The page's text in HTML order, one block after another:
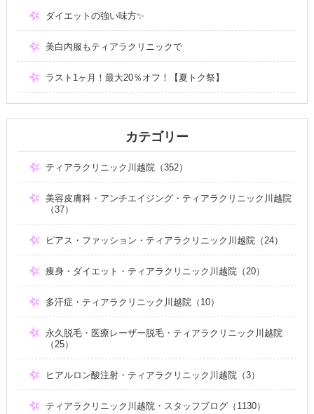
ダイエットの強い味方✨
美白内服もティアラクリニックで
ラスト1ヶ月！最大20％オフ！【夏トク祭】
カテゴリー
ティアラクリニック川越院（352）
美容皮膚科・アンチエイジング・ティアラクリニック川越院
（37）
ピアス・ファッション・ティアラクリニック川越院（24）
痩身・ダイエット・ティアラクリニック川越院（20）
多汗症・ティアラクリニック川越院（10）
永久脱毛・医療レーザー脱毛・ティアラクリニック川越院
（25）
ヒアルロン酸注射・ティアラクリニック川越院（3）
ティアラクリニック川越院・スタッフブログ（1130）